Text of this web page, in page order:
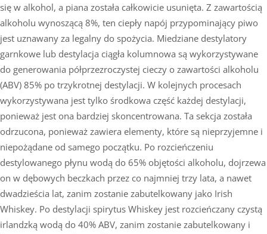
się w alkohol, a piana została całkowicie usunięta. Z zawartością
alkoholu wynoszącą 8%, ten ciepły napój przypominający piwo
jest uznawany za legalny do spożycia. Miedziane destylatory
garnkowe lub destylacja ciągła kolumnowa są wykorzystywane
do generowania półprzezroczystej cieczy o zawartości alkoholu
(ABV) 85% po trzykrotnej destylacji. W kolejnych procesach
wykorzystywana jest tylko środkowa część każdej destylacji,
ponieważ jest ona bardziej skoncentrowana. Ta sekcja została
odrzucona, ponieważ zawiera elementy, które są nieprzyjemne i
niepożądane od samego początku. Po rozcieńczeniu
destylowanego płynu wodą do 65% objętości alkoholu, dojrzewa
on w dębowych beczkach przez co najmniej trzy lata, a nawet
dwadzieścia lat, zanim zostanie zabutelkowany jako Irish
Whiskey. Po destylacji spirytus Whiskey jest rozcieńczany czystą
irlandzką wodą do 40% ABV, zanim zostanie zabutelkowany i